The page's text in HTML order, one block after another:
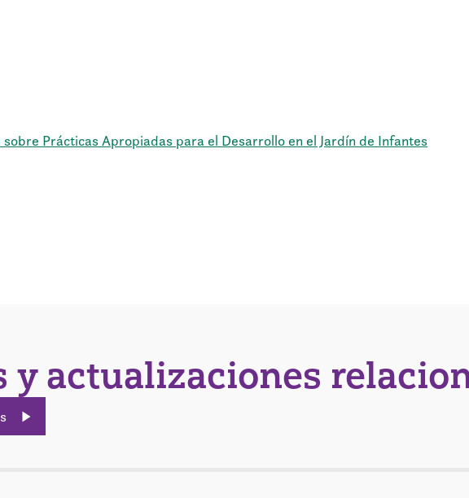
Prácticas Apropiadas para el Desarrollo en el Jardín de Infantes
y actualizaciones